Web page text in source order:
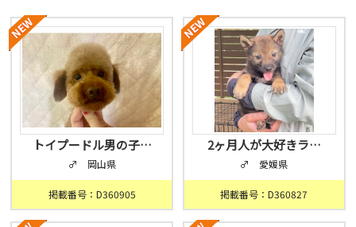
トイプードル男の子…
♂ 岡山県
掲載番号：D360905
2ヶ月人が大好きラ…
♂ 愛媛県
掲載番号：D360827